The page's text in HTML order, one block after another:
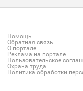
Помощь
Обратная связь
О портале
Реклама на портале
Пользовательское
Охрана труда
Политика обработки